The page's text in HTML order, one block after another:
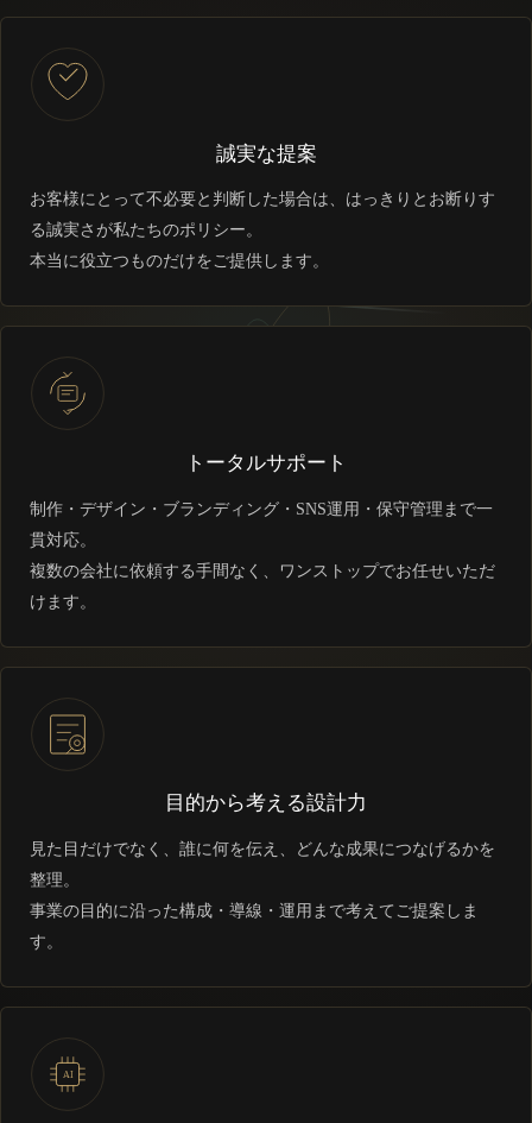
誠実な提案
お客様にとって不必要と判断した場合は、はっきりとお断りす
る誠実さが私たちのポリシー。
本当に役立つものだけをご提供します。
トータルサポート
制作・デザイン・ブランディング・SNS運用・保守管理まで一
貫対応。
複数の会社に依頼する手間なく、ワンストップでお任せいただ
けます。
目的から考える設計力
見た目だけでなく、誰に何を伝え、どんな成果につなげるかを
整理。
事業の目的に沿った構成・導線・運用まで考えてご提案しま
す。
AI